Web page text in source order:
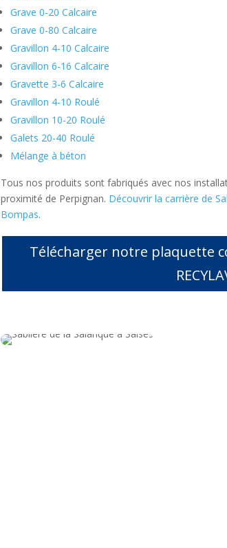
Grave 0-20 Calcaire
Grave 0-80 Calcaire
Gravillon 4-10 Calcaire
Gravillon 6-16 Calcaire
Gravette 3-6 Calcaire
Gravillon 4-10 Roulé
Gravillon 10-20 Roulé
Galets 20-40 Roulé
Mélange à béton
Tous nos produits sont fabriqués avec nos
proximité de Perpignan. Découvrir la carrière de
Bompas.
Télécharger notre plaquette